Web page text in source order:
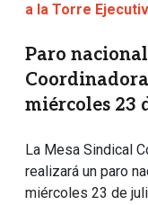
a la Torre
Paro
Coordinadora
miércoles 23
La Mesa Sindical
realizará un paro
miércoles 23 de